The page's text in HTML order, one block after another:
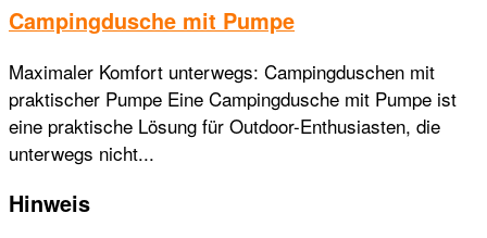
Campingdusche mit Pumpe
Maximaler Komfort unterwegs: Campingduschen mit
praktischer Pumpe Eine Campingdusche mit Pumpe ist
eine praktische Lösung für Outdoor-Enthusiasten, die
unterwegs nicht...
Hinweis